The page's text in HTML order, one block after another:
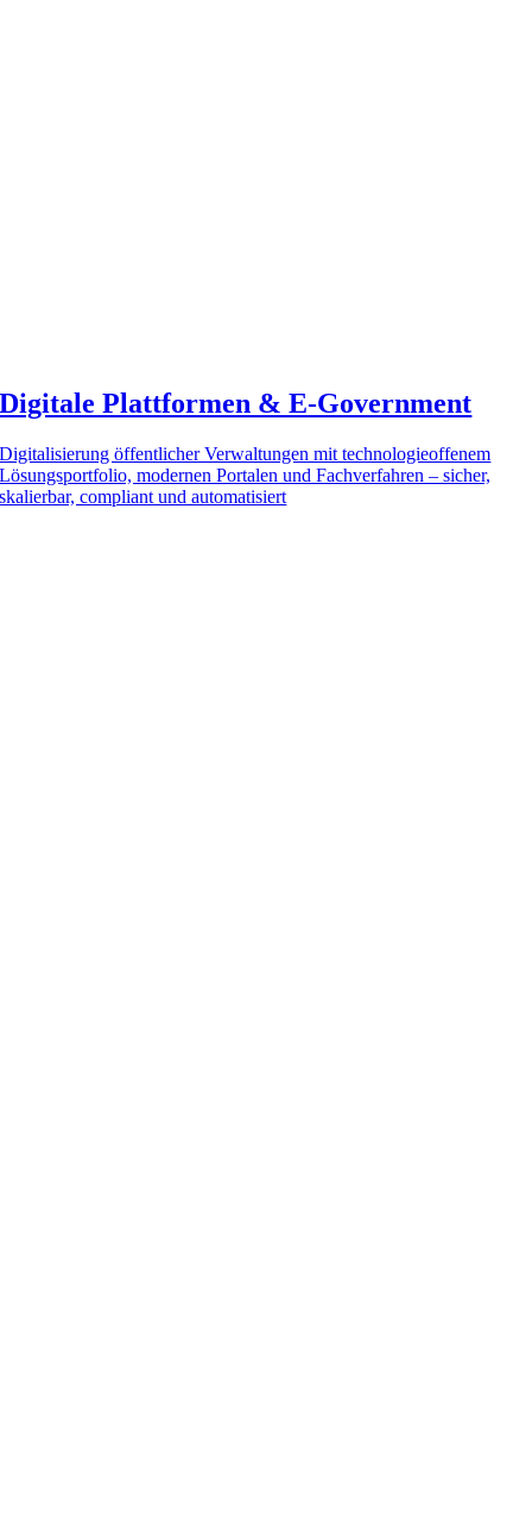
Digitale Plattformen & E‑Government
Digitalisierung öffentlicher Verwaltungen mit technologieoffenem
Lösungsportfolio, modernen Portalen und Fachverfahren – sicher,
skalierbar, compliant und automatisiert